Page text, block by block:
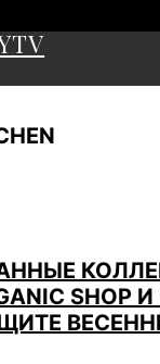
SHOP И